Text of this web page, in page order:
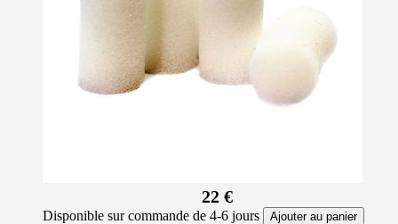
22 €
Disponible sur commande de 4-6 jours Ajouter au panier